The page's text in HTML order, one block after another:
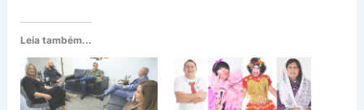
Leia também...